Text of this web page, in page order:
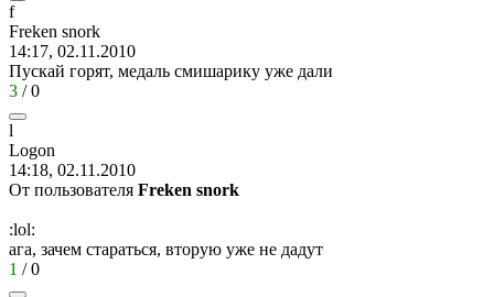
f
Freken snork
14:17, 02.11.2010
Пускай горят, медаль смишарику уже дали
3 /0
l
Logon
14:18, 02.11.2010
От пользователя Freken snork
:lol:
ага, зачем стараться, вторую уже не дадут
1 /0